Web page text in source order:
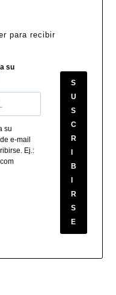
para recibir
su
su
e-mail
Ej.:
S
U
S
C
R
B
R
S
E